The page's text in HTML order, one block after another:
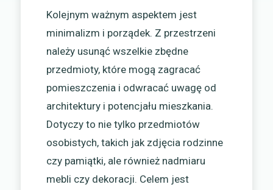
Kolejnym ważnym aspektem jest
minimalizm i porządek. Z przestrzeni
należy usunąć wszelkie zbędne
przedmioty, które mogą zagracać
pomieszczenia i odwracać uwagę od
architektury i potencjału mieszkania.
Dotyczy to nie tylko przedmiotów
osobistych, takich jak zdjęcia rodzinne
czy pamiątki, ale również nadmiaru
mebli czy dekoracji. Celem jest